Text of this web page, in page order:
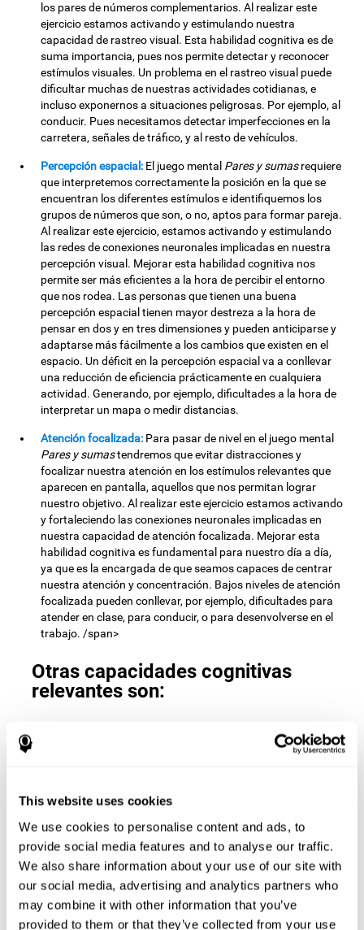
This website uses cookies
We use cookies to personalise content and ads, to
provide social media features and to analyse our traffic.
We also share information about your use of our site with
our social media, advertising and analytics partners who
may combine it with other information that you’ve
provided to them or that they’ve collected from your use
los pares de números complementarios. Al realizar este
ejercicio estamos activando y estimulando nuestra
capacidad de rastreo visual. Esta habilidad cognitiva es de
suma importancia, pues nos permite detectar y reconocer
estímulos visuales. Un problema en el rastreo visual puede
dificultar muchas de nuestras actividades cotidianas, e
incluso exponernos a situaciones peligrosas. Por ejemplo, al
conducir. Pues necesitamos detectar imperfecciones en la
carretera, señales de tráfico, y al resto de vehículos.
Percepción espacial: El juego mental Pares y sumasrequiere
que interpretemos correctamente la posición en la que se
encuentran los diferentes estímulos e identifiquemos los
grupos de números que son, o no, aptos para formar pareja.
Al realizar este ejercicio, estamos activando y estimulando
las redes de conexiones neuronales implicadas en nuestra
percepción visual. Mejorar esta habilidad cognitiva nos
permite ser más eficientes a la hora de percibir el entorno
que nos rodea. Las personas que tienen una buena
percepción espacial tienen mayor destreza a la hora de
pensar en dos y en tres dimensiones y pueden anticiparse y
adaptarse más fácilmente a los cambios que existen en el
espacio. Un déficit en la percepción espacial va a conllevar
una reducción de eficiencia prácticamente en cualquiera
actividad. Generando, por ejemplo, dificultades a la hora de
interpretar un mapa o medir distancias.
Atención focalizada: Para pasar de nivel en el juego mental
Pares y sumastendremos que evitar distracciones y
focalizar nuestra atención en los estímulos relevantes que
aparecen en pantalla, aquellos que nos permitan lograr
nuestro objetivo. Al realizar este ejercicio estamos activando
y fortaleciendo las conexiones neuronales implicadas en
nuestra capacidad de atención focalizada. Mejorar esta
habilidad cognitiva es fundamental para nuestro día a día,
ya que es la encargada de que seamos capaces de centrar
nuestra atención y concentración. Bajos niveles de atención
focalizada pueden conllevar, por ejemplo, dificultades para
atender en clase, para conducir, o para desenvolverse en el
trabajo. /span>
Otras capacidades cognitivas
relevantes son:
Para avanzar de nivel en el
ejercicio activamos y estimulamos nuestra velocidad de
muy importante para ser eficientes en prácticamente todos
los ámbitos de nuestra vida. La velocidad de procesamiento
cognitivo nos permite resolver rápidamente tareas mentales,
minimizando el tiempo que transcurre desde que recibimos
una información hasta que reaccionamos a ella. Por
ejemplo, cuando tenemos que realizar mentalmente cálculos
matemáticos sencillos, o realizar tareas de razonamiento